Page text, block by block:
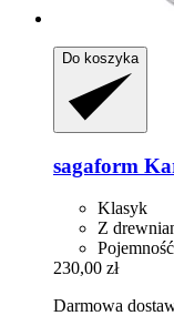
Do koszyka
sagaform
Klasyk
Z
230,00 zł
Darmowa